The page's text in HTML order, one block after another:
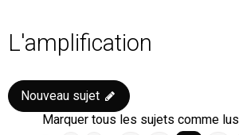
L'amplification
Nouveau sujet
Marquer tous les sujets comme lus